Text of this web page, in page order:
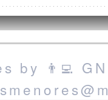
by 👨‍💻